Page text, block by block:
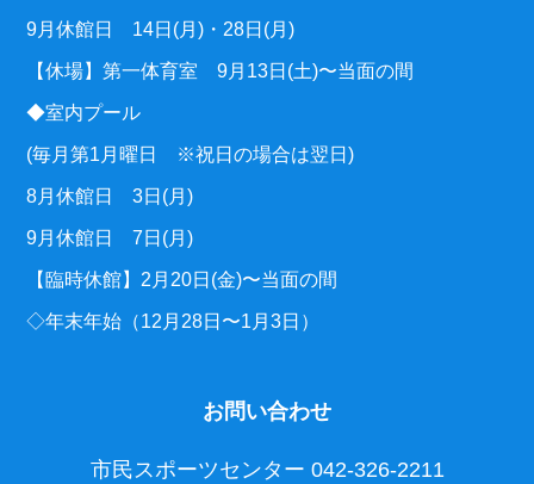
9月休館日 14日(月)・28日(月)
【休場】第一体育室 9月13日(土)〜当面の間
◆室内プール
(毎月第1月曜日 ※祝日の場合は翌日)
8月休館日 3日(月)
9月休館日 7日(月)
【臨時休館】2月20日(金)〜当面の間
◇年末年始（12月28日〜1月3日）
お問い合わせ
市民スポーツセンター 042-326-2211